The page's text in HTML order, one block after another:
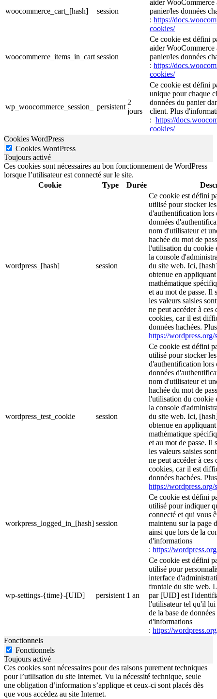
woocommerce_cart_[hash] session
aider WooCommerce
panier/les données
: https://
cookies/
woocommerce_items_in_cart session
Ce cookie est défini
aider WooCommerce
panier/les données
: https://
cookies/
wp_woocommerce_session_ persistent
2
jours
Ce cookie est défini
unique pour chaque
données du panier
client. Plus
: https://
cookies/
Cookies WordPress
Cookies WordPress
Toujours activé
Ces cookies sont nécessaires au bon fonctionnement de WordPress
lorsque l’utilisateur est connecté sur le site.
Cookie
Type Durée
wordpress_[hash] session
Ce cookie est défini
utilisé pour stocker
d'authentification lors
données
nom d'utilisateur et
hachée du mot de
l'utilisation du cookie
la console
du site web. Ici,
obtenue en
mathématique
et au mot de passe. Il
les valeurs saisies
ne peut accéder à ces
cookies, car il est
données hachées.
https://
wordpress_test_cookie session
Ce cookie est défini
utilisé pour stocker
d'authentification lors
données
nom d'utilisateur et
hachée du mot de
l'utilisation du cookie
la console
du site web. Ici,
obtenue en
mathématique
et au mot de passe. Il
les valeurs saisies
ne peut accéder à ces
cookies, car il est
données hachées.
https://
workpress_logged_in_[hash] session
Ce cookie est défini
utilisé pour indiquer
connecté et qui vous
maintenu sur la page
ainsi que lors de la
d'informations
: https://
wp-settings-{time}-[UID] persistent 1 an
Ce cookie est défini
utilisé pour
interface
frontale du site web.
par [UID] est
l'utilisateur tel qu'il lui
de la base de
d'informations
: https://
Fonctionnels
Fonctionnels
Toujours activé
Ces cookies sont nécessaires pour des raisons purement techniques
pour l’utilisation du site Internet. Vu la nécessité technique, seule
une obligation d’information s’applique et ceux-ci sont placés dès
que vous accédez au site Internet.